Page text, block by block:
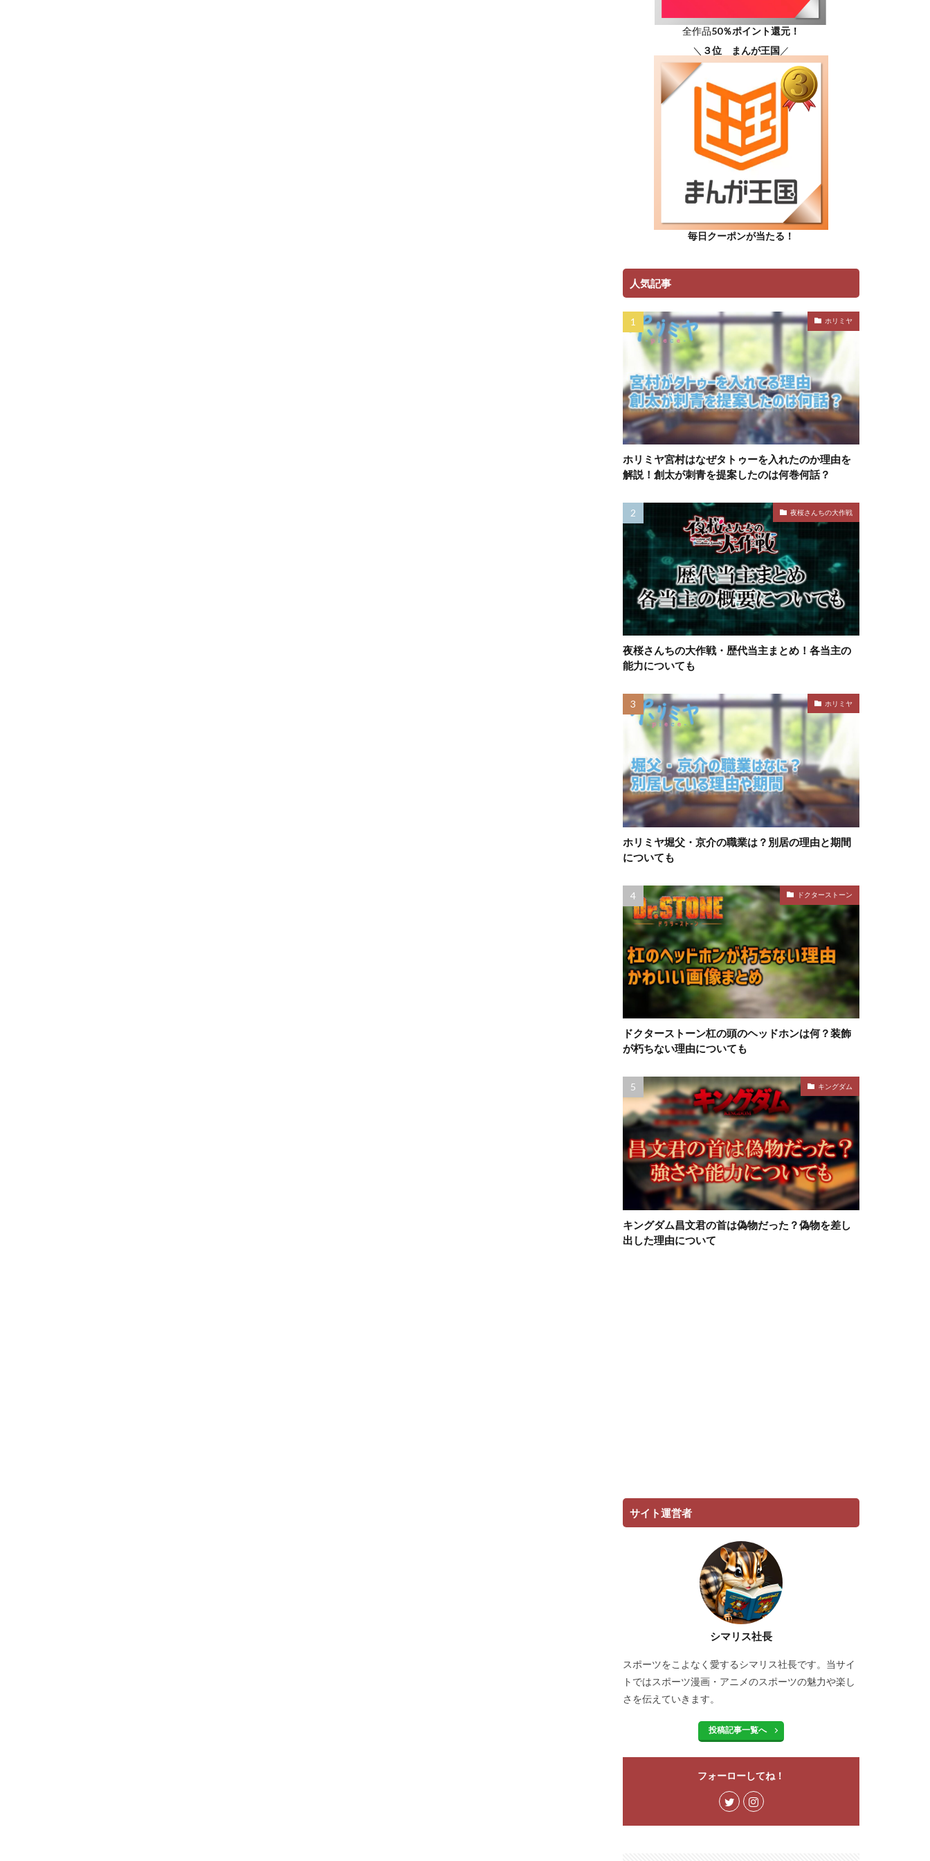
全作品50％ポイント還元！
＼ ３位 まんが王国 ／
毎日クーポンが当たる！
人気記事
ホリミヤ
ホリミヤ宮村はなぜタトゥーを入れたのか理由を
解説！創太が刺青を提案したのは何巻何話？
夜桜さんちの大作戦
夜桜さんちの大作戦・歴代当主まとめ！各当主の
能力についても
ホリミヤ
ホリミヤ堀父・京介の職業は？別居の理由と期間
についても
ドクターストーン
ドクターストーン杠の頭のヘッドホンは何？装飾
が朽ちない理由についても
キングダム
キングダム昌文君の首は偽物だった？偽物を差し
出した理由について
サイト運営者
シマリス社長
スポーツをこよなく愛するシマリス社長です。当サイ
トではスポーツ漫画・アニメのスポーツの魅力や楽し
さを伝えていきます。
投稿記事一覧へ
フォーローしてね！